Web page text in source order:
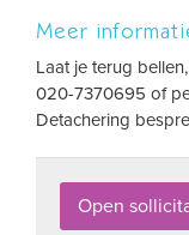
Meer
Laat je terug
020-7370695 of
Detachering
Open